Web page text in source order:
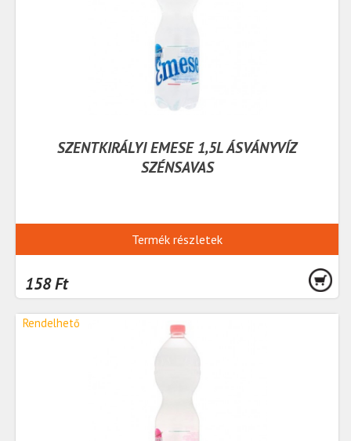
SZENTKIRÁLYI EMESE 1,5L ÁSVÁNYVÍZ
SZÉNSAVAS
Termék részletek
158 Ft
Rendelhető